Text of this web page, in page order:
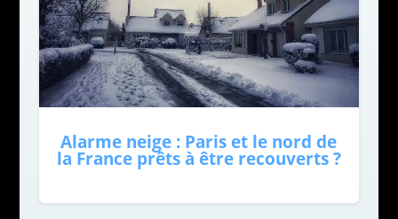
Alarme neige : Paris et le nord de
la France prêts à être recouverts ?